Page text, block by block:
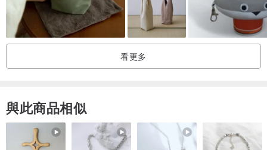
●為什麼是2.0？
太陽系飲品袋的原版在2017年誕生，隨著2018年禁塑令的實施，很高
興看到越來越多的人對於環保意識的重視，開始自備環保杯、環保瓶
等容器。使用者的行為變化帶動了太陽系的進化，有一部分的環保容
計，讓每一個使用者能夠更順暢得在生活中享受喝飲料的樂趣！
●清潔方式：超細纖維材料基本上不太容易沾附髒污，若需清洗以清水
看更多
與此商品相似